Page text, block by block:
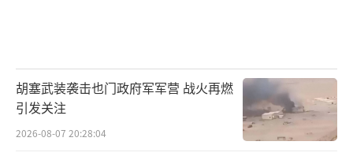
胡塞武装袭击也门政府军军营 战火再燃
引发关注
2026-08-07 20:28:04